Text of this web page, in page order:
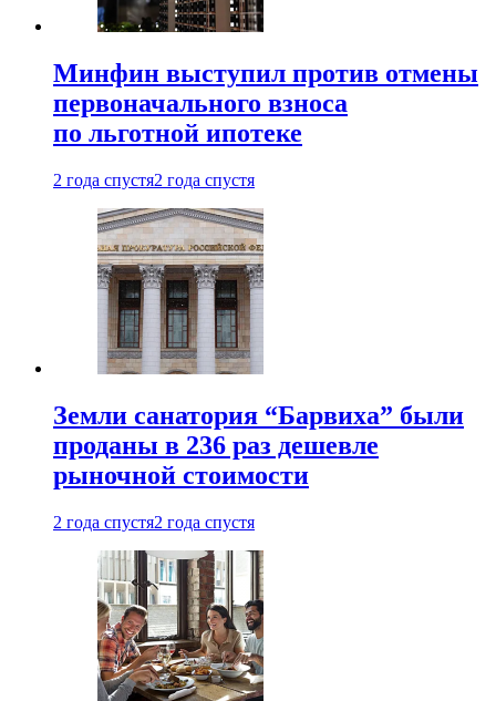
Минфин выступил против отмены
первоначального взноса
по льготной ипотеке
2 года спустя2 года спустя
Земли санатория “Барвиха” были
проданы в 236 раз дешевле
рыночной стоимости
2 года спустя2 года спустя